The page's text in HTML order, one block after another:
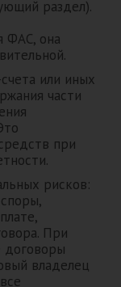
раздел).
ФАС, она
или иных
части
при
рисков:
При
договоры
владелец